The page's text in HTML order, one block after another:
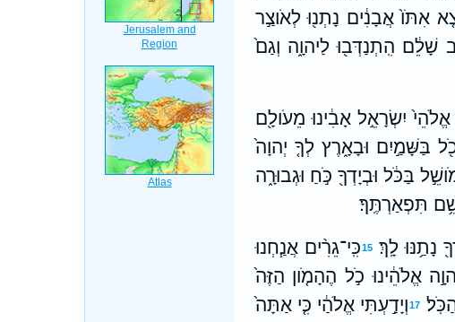
אִתֹּו֙ אֲבָנִ֔ים נָתְנ֖וּ לְאֹוצַ֣ר
שָׁלֵ֔ם הִֽתְנַדְּב֖וּ לַיהוָ֑ה וְגַם֙
אֱלֹהֵי֙ יִשְׂרָאֵ֣ל אָבִ֔ינוּ מֵעֹולָ֖ם
בַּשָּׁמַ֣יִם וּבָאָ֑רֶץ לְךָ֤ יְהוָה֙
בַּכֹּ֔ל וּבְיָדְךָ֖ כֹּ֣חַ וּגְבוּרָ֑ה
תִּפְאַרְתֶּֽךָ׃
נָתַ֥נּוּ לָֽךְ׃ 15כִּֽי־גֵרִ֨ים אֲנַ֧חְנוּ
אֱלֹהֵ֔ינוּ כֹ֣ל הֶהָמֹ֤ון הַזֶּה֙
17 וְיָדַ֣עְתִּי אֱלֹהַ֔י כִּ֤י אַתָּה֙